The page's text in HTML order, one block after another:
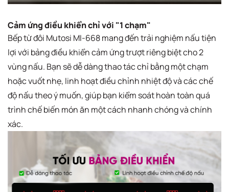
Cảm ứng điều khiển chỉ với "1 chạm"
Bếp từ đôi Mutosi MI-668 mang đến trải nghiệm nấu tiện
lợi với bảng điều khiển cảm ứng trượt riêng biệt cho 2
vùng nấu. Bạn sẽ dễ dàng thao tác chỉ bằng một chạm
hoặc vuốt nhẹ, linh hoạt điều chỉnh nhiệt độ và các chế
độ nấu theo ý muốn, giúp bạn kiểm soát hoàn toàn quá
trình chế biến món ăn một cách nhanh chóng và chính
xác.